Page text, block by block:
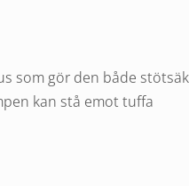
som gör den både
kan stå emot tuffa